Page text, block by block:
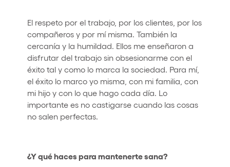
El respeto por el trabajo, por los clientes, por los
compañeros y por mí misma. También la
cercanía y la humildad. Ellos me enseñaron a
disfrutar del trabajo sin obsesionarme con el
éxito tal y como lo marca la sociedad. Para mí,
el éxito lo marco yo misma, con mi familia, con
mi hijo y con lo que hago cada día. Lo
importante es no castigarse cuando las cosas
no salen perfectas.
¿Y qué haces para mantenerte sana?